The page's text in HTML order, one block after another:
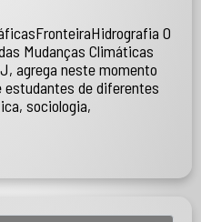
O
Mudanças Climáticas
agrega neste momento
estudantes de diferentes
sociologia,